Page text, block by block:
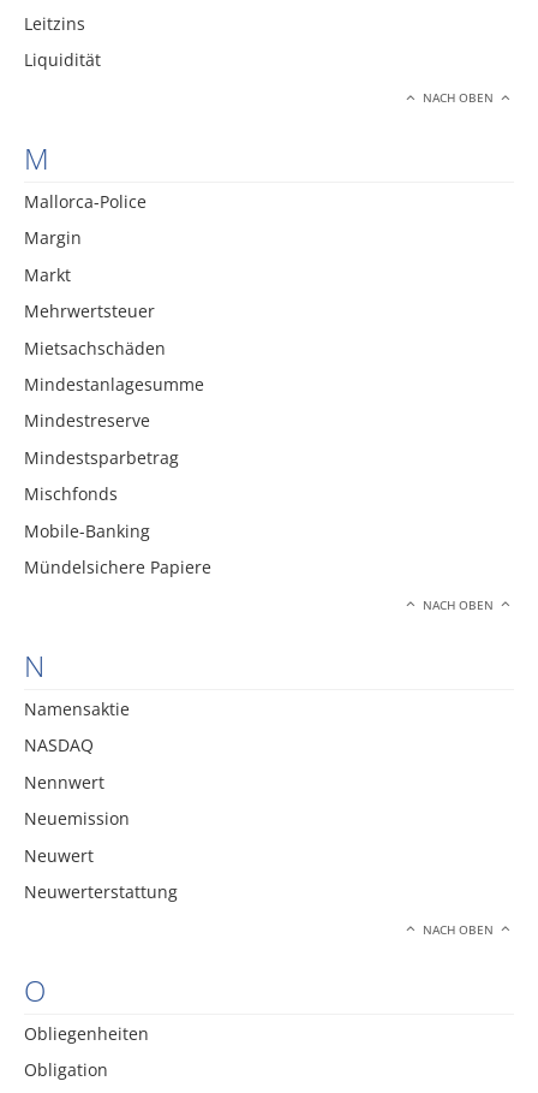
Leitzins
Liquidität
NACH OBEN
M
Mallorca-Police
Margin
Markt
Mehrwertsteuer
Mietsachschäden
Mindestanlagesumme
Mindestreserve
Mindestsparbetrag
Mischfonds
Mobile-Banking
Mündelsichere Papiere
NACH OBEN
N
Namensaktie
NASDAQ
Nennwert
Neuemission
Neuwert
Neuwerterstattung
NACH OBEN
O
Obliegenheiten
Obligation